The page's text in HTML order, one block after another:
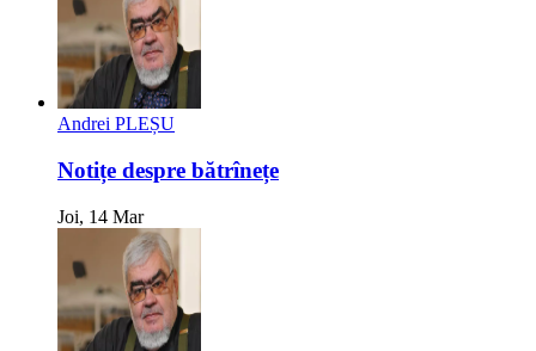
Andrei PLEȘU
Notițe despre bătrînețe
Joi, 14 Mar